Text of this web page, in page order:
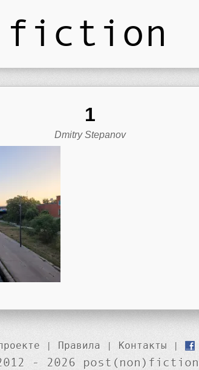
1
Dmitry Stepanov
| Правила | Контакты |
- 2026 post(non)fiction